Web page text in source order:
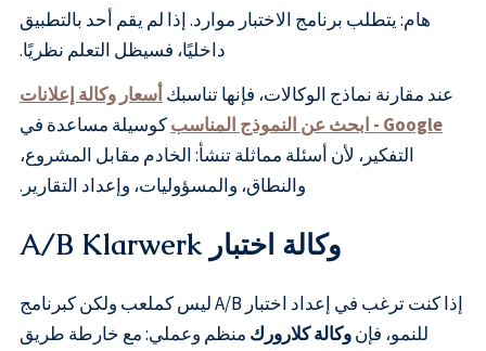
هام: يتطلب برنامج الاختبار موارد. إذا لم يقم أحد بالتطبيق
داخليًا، فسيظل التعلم نظريًا.
عند مقارنة نماذج الوكالات، فإنها تناسبك أسعار وكالة إعلانات
Google - ابحث عن النموذج المناسب
كوسيلة مساعدة في
التفكير، لأن أسئلة مماثلة تنشأ: الخادم مقابل المشروع،
والنطاق، والمسؤوليات، وإعداد التقارير.
وكالة اختبار A/B Klarwerk
إذا كنت ترغب في إعداد اختبار A/B ليس كملعب ولكن كبرنامج
للنمو، فإنوكالة كلارورك منظم وعملي: مع خارطة طريق